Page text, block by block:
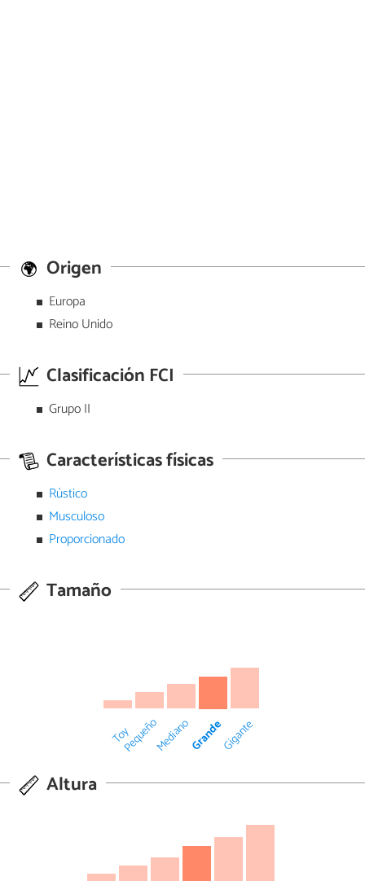
Origen
Europa
Reino Unido
Clasificación FCI
Grupo II
Características físicas
Rústico
Musculoso
Proporcionado
Tamaño
Toy
PequeñoMedianoGrandeGigante
Altura